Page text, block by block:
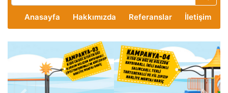
Anasayfa Hakkımızda Referanslar İletişim